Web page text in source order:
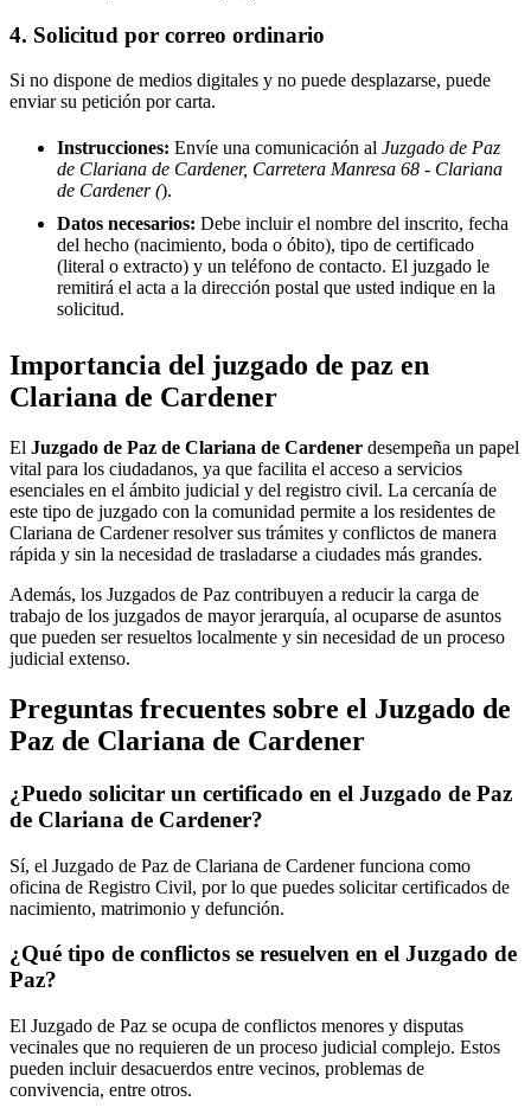
4. Solicitud por correo ordinario
Si no dispone de medios digitales y no puede desplazarse, puede
enviar su petición por carta.
Instrucciones: Envíe una comunicación al Juzgado de Paz
de Clariana de Cardener, Carretera Manresa 68 - Clariana
de Cardener ().
Datos necesarios: Debe incluir el nombre del inscrito, fecha
del hecho (nacimiento, boda o óbito), tipo de certificado
(literal o extracto) y un teléfono de contacto. El juzgado le
remitirá el acta a la dirección postal que usted indique en la
solicitud.
Importancia del juzgado de paz en
Clariana de Cardener
El Juzgado de Paz de Clariana de Cardener desempeña un papel
vital para los ciudadanos, ya que facilita el acceso a servicios
esenciales en el ámbito judicial y del registro civil. La cercanía de
este tipo de juzgado con la comunidad permite a los residentes de
Clariana de Cardenerresolver sus trámites y conflictos de manera
rápida y sin la necesidad de trasladarse a ciudades más grandes.
Además, los Juzgados de Paz contribuyen a reducir la carga de
trabajo de los juzgados de mayor jerarquía, al ocuparse de asuntos
que pueden ser resueltos localmente y sin necesidad de un proceso
judicial extenso.
Preguntas frecuentes sobre el Juzgado de
Paz de Clariana de Cardener
¿Puedo solicitar un certificado en el Juzgado de Paz
de Clariana de Cardener?
Sí, el Juzgado de Paz de Clariana de Cardenerfunciona como
oficina de Registro Civil, por lo que puedes solicitar certificados de
nacimiento, matrimonio y defunción.
¿Qué tipo de conflictos se resuelven en el Juzgado de
Paz?
El Juzgado de Paz se ocupa de conflictos menores y disputas
vecinales que no requieren de un proceso judicial complejo. Estos
pueden incluir desacuerdos entre vecinos, problemas de
convivencia, entre otros.